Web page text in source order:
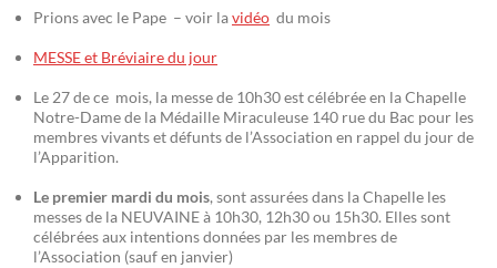
Prions avec le Pape – voir lavidéo du mois
MESSE et Bréviaire du jour
Le 27 de ce mois, la messe de 10h30 est célébrée en la Chapelle
Notre-Dame de la Médaille Miraculeuse 140 rue du Bac pour les
membres vivants et défunts de l’Association en rappel du jour de
l’Apparition.
Le premier mardi du mois, sont assurées dans la Chapelle les
messes de la NEUVAINE à 10h30, 12h30 ou 15h30. Elles sont
célébrées aux intentions données par les membres de
l’Association (sauf en janvier)